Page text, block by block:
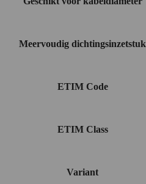
Meervoudig dichtingsinzetstuk
ETIM Code
ETIM Class
Variant